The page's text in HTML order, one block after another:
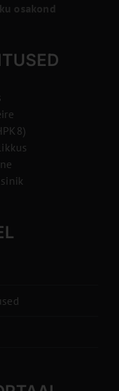
osakond